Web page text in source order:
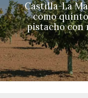
Castilla-La
como
pistacho con